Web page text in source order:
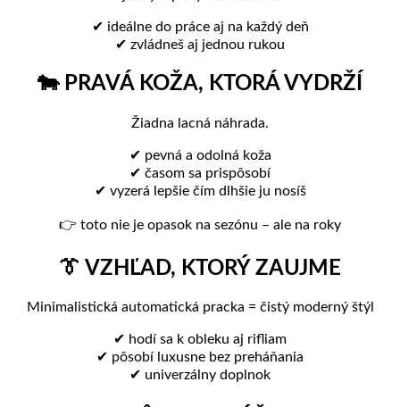
✔ ideálne do práce aj na každý deň
✔ zvládneš aj jednou rukou
🐄 PRAVÁ KOŽA, KTORÁ VYDRŽÍ
Žiadna lacná náhrada.
✔ pevná a odolná koža
✔ časom sa prispôsobí
✔ vyzerá lepšie čím dlhšie ju nosíš
👉 toto nie je opasok na sezónu – ale na roky
👔 VZHĽAD, KTORÝ ZAUJME
Minimalistická automatická pracka = čistý moderný štýl
✔ hodí sa k obleku aj rifliam
✔ pôsobí luxusne bez preháňania
✔ univerzálny doplnok